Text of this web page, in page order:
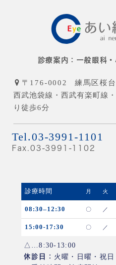
診療案内： 一般眼科
〒176-0002
練馬区桜
西武池袋線・西武有楽町線
り徒歩6分
Tel.03-3991-1101
Fax.03-3991-1102
診療時間 月 火
08:30–12:30 〇 ／
15:00-17:30 〇 ／
△…8:30-13:00
休診日： 火曜・日曜・祝日